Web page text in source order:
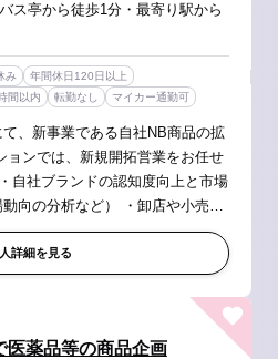
ス亭から徒歩1分・最寄り駅から
み
年間休日120日以上
間以内 転勤なし マイカー通勤可
、新事業である自社NB商品の拡
ョンでは、新規開拓営業をお任せ
向の分析など） ・卸店や小売店
や効果の説明、売上拡大サポート
詳細を見る
医薬品等の商品企画